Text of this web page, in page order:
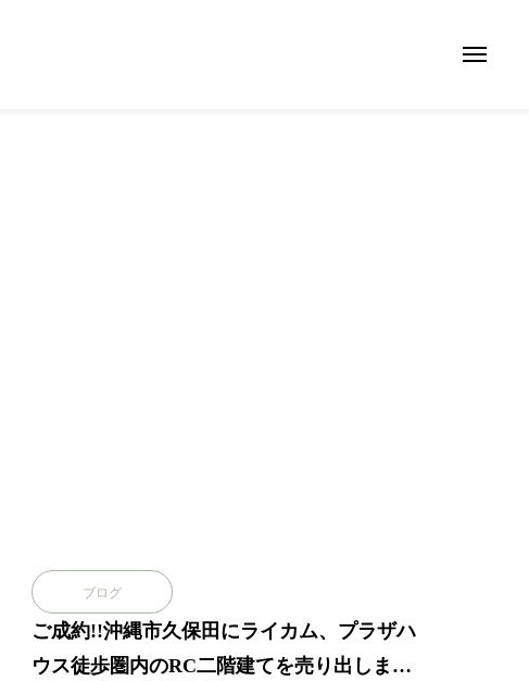
ブログ
ご成約!!沖縄市久保田にライカム、プラザハ
ウス徒歩圏内のRC二階建てを売り出しまし